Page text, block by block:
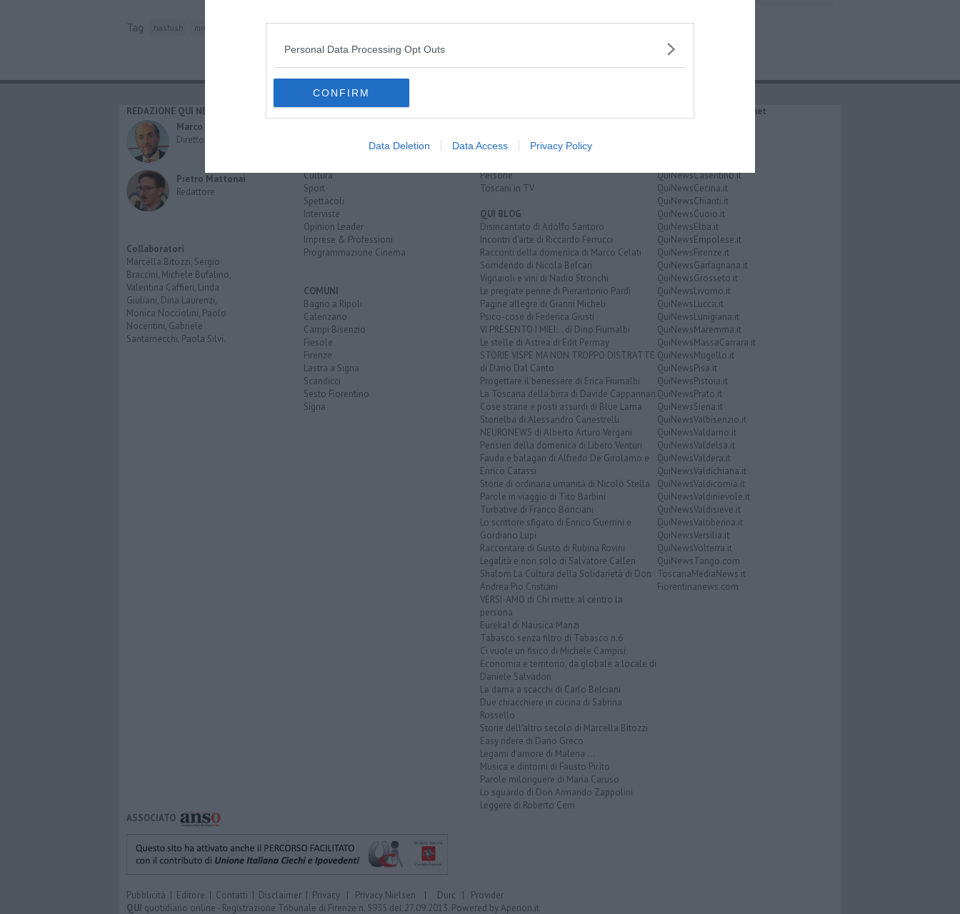
Personal Data Processing Opt Outs
CONFIRM
Data Deletion Data Access Privacy Policy
Tag hashish motore scandicci polizia stradale automobile euro fiat panda autostrada
REDAZIONE QUI NEWS
Marco Migli
Direttore Responsabile
Pietro Mattonai
Redattore
Collaboratori
Marcella Bitozzi, Sergio
Braccini, Michele Bufalino,
Valentina Caffieri, Linda
Giuliani, Dina Laurenzi,
Monica Nocciolini, Paolo
Nocentini, Gabriele
Santarnecchi, Paola Silvi.
CATEGORIE
Cultura
Sport
Spettacoli
Interviste
Opinion Leader
Imprese & Professioni
Programmazione Cinema
COMUNI
Bagno a Ripoli
Calenzano
Campi Bisenzio
Fiesole
Firenze
Lastra a Signa
Scandicci
Sesto Fiorentino
Signa
Più Letti del mese
Persone
Toscani in TV
QUI BLOG
Disincantato di Adolfo Santoro
Incontri d'arte di Riccardo Ferrucci
Racconti della domenica di Marco Celati
Sorridendo di Nicola Belcari
Vignaioli e vini di Nadio Stronchi
Le pregiate penne di Pierantonio Pardi
Pagine allegre di Gianni Micheli
Psico-cose di Federica Giusti
VI PRESENTO I MIEI... di Dino Fiumalbi
Le stelle di Astrea di Edit Permay
STORIE VISPE MA NON TROPPO DISTRATTE
di Dario Dal Canto
Progettare il benessere di Erica Fiumalbi
La Toscana della birra di Davide Cappannari
Cose strane e posti assurdi di Blue Lama
Storielba di Alessandro Canestrelli
NEURONEWS di Alberto Arturo Vergani
Pensieri della domenica di Libero Venturi
Fauda e balagan di Alfredo De Girolamo e
Enrico Catassi
Storie di ordinaria umanità di Nicolò Stella
Parole in viaggio di Tito Barbini
Turbative di Franco Bonciani
Lo scrittore sfigato di Enrico Guerrini e
Gordiano Lupi
Raccontare di Gusto di Rubina Rovini
Legalità e non solo di Salvatore Calleri
Shalom La Cultura della Solidarietà di Don
Andrea Pio Cristiani
VERSI-AMO di Chi mette al centro la
persona
Eureka! di Nausica Manzi
Tabasco senza filtro di Tabasco n.6
Ci vuole un fisico di Michele Campisi
Economia e territorio, da globale a locale di
Daniele Salvadori
La dama a scacchi di Carlo Belciani
Due chiacchiere in cucina di Sabrina
Rossello
Storie dell'altro secolo di Marcella Bitozzi
Easy ridere di Dario Greco
Legami d'amore di Malena ...
Musica e dintorni di Fausto Pirìto
Parole milonguere di Maria Caruso
Lo sguardo di Don Armando Zappolini
Leggere di Roberto Cerri
IL NETWORK QuiNews.net
QuiNewsCasentino.it
QuiNewsCecina.it
QuiNewsChianti.it
QuiNewsCuoio.it
QuiNewsElba.it
QuiNewsEmpolese.it
QuiNewsFirenze.it
QuiNewsGarfagnana.it
QuiNewsGrosseto.it
QuiNewsLivorno.it
QuiNewsLucca.it
QuiNewsLunigiana.it
QuiNewsMaremma.it
QuiNewsMassaCarrara.it
QuiNewsMugello.it
QuiNewsPisa.it
QuiNewsPistoia.it
QuiNewsPrato.it
QuiNewsSiena.it
QuiNewsValbisenzio.it
QuiNewsValdarno.it
QuiNewsValdelsa.it
QuiNewsValdera.it
QuiNewsValdichiana.it
QuiNewsValdicornia.it
QuiNewsValdinievole.it
QuiNewsValdisieve.it
QuiNewsValtiberina.it
QuiNewsVersilia.it
QuiNewsVolterra.it
QuiNewsTango.com
ToscanaMediaNews.it
Fiorentinanews.com
ASSOCIATO
Pubblicità | Editore | Contatti | Disclaimer | Privacy | Privacy Nielsen | Durc | Provider
QUI quotidiano online - Registrazione Tribunale di Firenze n. 5935 del 27.09.2013. Powered byAperion.it